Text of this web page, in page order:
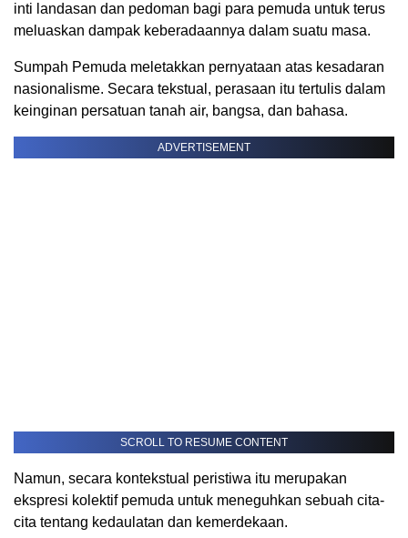
inti landasan dan pedoman bagi para pemuda untuk terus
meluaskan dampak keberadaannya dalam suatu masa.
Sumpah Pemuda meletakkan pernyataan atas kesadaran
nasionalisme. Secara tekstual, perasaan itu tertulis dalam
keinginan persatuan tanah air, bangsa, dan bahasa.
ADVERTISEMENT
SCROLL TO RESUME CONTENT
Namun, secara kontekstual peristiwa itu merupakan
ekspresi kolektif pemuda untuk meneguhkan sebuah cita-
cita tentang kedaulatan dan kemerdekaan.